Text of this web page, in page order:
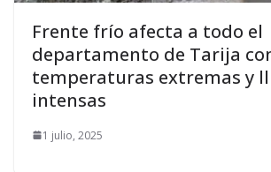
Frente frío afecta a todo el
departamento de Tarija
temperaturas extremas y
intensas
1 julio, 2025